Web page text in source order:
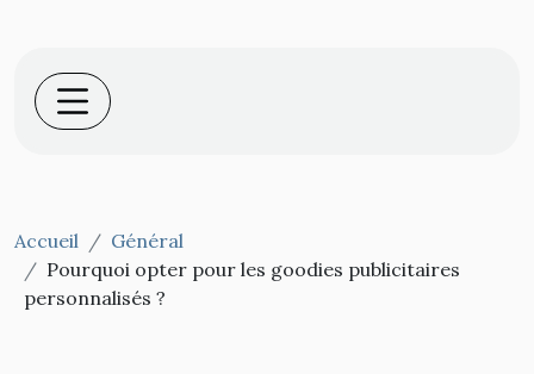
Accueil
Général
Pourquoi opter pour les goodies publicitaires
personnalisés ?